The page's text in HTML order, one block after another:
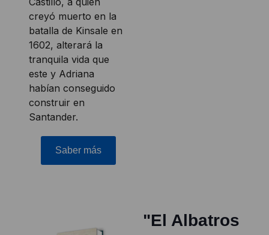
creyó muerto en la
batalla de Kinsale en
1602, alterará la
tranquila vida que
este y Adriana
habían conseguido
construir en
Santander.
Saber más
"El Albatros